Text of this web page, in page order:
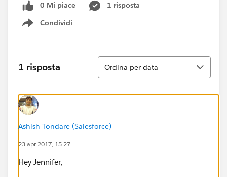
0 Mi piace
1 risposta
Condividi
Show menu
1 risposta
Ordina
Ordina per data
Ashish Tondare (Salesforce)
23 apr 2017, 15:27
Hey Jennifer,